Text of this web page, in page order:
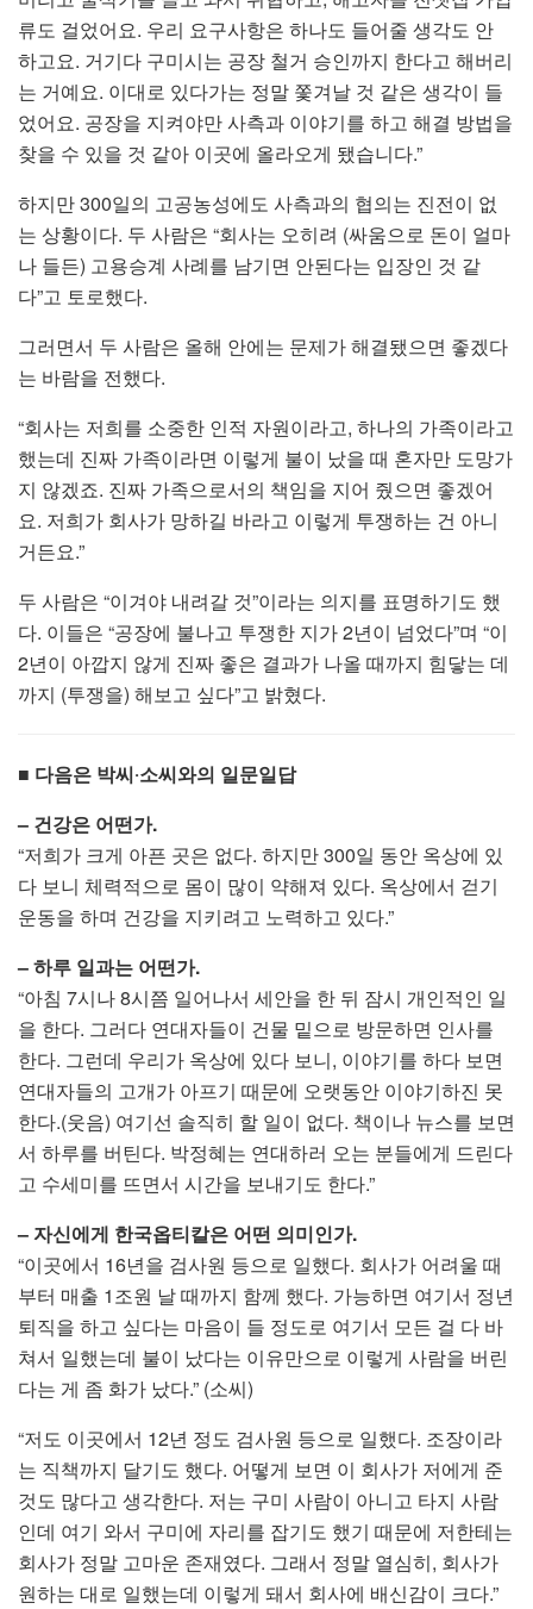
류도 걸었어요. 우리 요구사항은 하나도 들어줄 생각도 안
하고요. 거기다 구미시는 공장 철거 승인까지 한다고 해버리
는 거예요. 이대로 있다가는 정말 쫓겨날 것 같은 생각이 들
었어요. 공장을 지켜야만 사측과 이야기를 하고 해결 방법을
찾을 수 있을 것 같아 이곳에 올라오게 됐습니다.”
하지만 300일의 고공농성에도 사측과의 협의는 진전이 없
는 상황이다. 두 사람은 “회사는 오히려 (싸움으로 돈이 얼마
나 들든) 고용승계 사례를 남기면 안된다는 입장인 것 같
다”고 토로했다.
그러면서 두 사람은 올해 안에는 문제가 해결됐으면 좋겠다
는 바람을 전했다.
“회사는 저희를 소중한 인적 자원이라고, 하나의 가족이라고
했는데 진짜 가족이라면 이렇게 불이 났을 때 혼자만 도망가
지 않겠죠. 진짜 가족으로서의 책임을 지어 줬으면 좋겠어
요. 저희가 회사가 망하길 바라고 이렇게 투쟁하는 건 아니
거든요.”
두 사람은 “이겨야 내려갈 것”이라는 의지를 표명하기도 했
다. 이들은 “공장에 불나고 투쟁한 지가 2년이 넘었다”며 “이
2년이 아깝지 않게 진짜 좋은 결과가 나올 때까지 힘닿는 데
까지 (투쟁을) 해보고 싶다”고 밝혔다.
■ 다음은 박씨‧소씨와의 일문일답
– 건강은 어떤가.
“저희가 크게 아픈 곳은 없다. 하지만 300일 동안 옥상에 있
다 보니 체력적으로 몸이 많이 약해져 있다. 옥상에서 걷기
운동을 하며 건강을 지키려고 노력하고 있다.”
– 하루 일과는 어떤가.
“아침 7시나 8시쯤 일어나서 세안을 한 뒤 잠시 개인적인 일
을 한다. 그러다 연대자들이 건물 밑으로 방문하면 인사를
한다. 그런데 우리가 옥상에 있다 보니, 이야기를 하다 보면
연대자들의 고개가 아프기 때문에 오랫동안 이야기하진 못
한다.(웃음) 여기선 솔직히 할 일이 없다. 책이나 뉴스를 보면
서 하루를 버틴다. 박정혜는 연대하러 오는 분들에게 드린다
고 수세미를 뜨면서 시간을 보내기도 한다.”
– 자신에게 한국옵티칼은 어떤 의미인가.
“이곳에서 16년을 검사원 등으로 일했다. 회사가 어려울 때
부터 매출 1조원 날 때까지 함께 했다. 가능하면 여기서 정년
퇴직을 하고 싶다는 마음이 들 정도로 여기서 모든 걸 다 바
쳐서 일했는데 불이 났다는 이유만으로 이렇게 사람을 버린
다는 게 좀 화가 났다.” (소씨)
“저도 이곳에서 12년 정도 검사원 등으로 일했다. 조장이라
는 직책까지 달기도 했다. 어떻게 보면 이 회사가 저에게 준
것도 많다고 생각한다. 저는 구미 사람이 아니고 타지 사람
인데 여기 와서 구미에 자리를 잡기도 했기 때문에 저한테는
회사가 정말 고마운 존재였다. 그래서 정말 열심히, 회사가
원하는 대로 일했는데 이렇게 돼서 회사에 배신감이 크다.”